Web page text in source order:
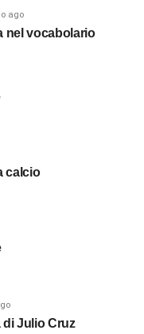
ago
nel vocabolario
calcio
di Julio Cruz